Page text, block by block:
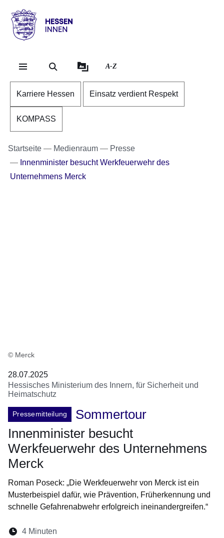
Hessen
Innen
A-Z
Karriere Hessen Einsatz verdient Respekt
KOMPASS
Startseite Medienraum
Presse
Innenminister besucht Werkfeuerwehr des
Unternehmens Merck
© Merck
28.07.2025
Hessisches Ministerium des Innern, für Sicherheit und
Heimatschutz
Pressemitteilung
Sommertour
Innenminister besucht
Werkfeuerwehr des Unternehmens
Merck
Roman Poseck: „Die Werkfeuerwehr von Merck ist ein
Musterbeispiel dafür, wie Prävention, Früherkennung und
schnelle Gefahrenabwehr erfolgreich ineinandergreifen.“
Lesedauer:
4 Minuten